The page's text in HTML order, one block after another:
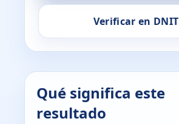
Verificar en DNIT
Qué significa este
resultado